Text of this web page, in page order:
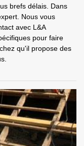
brefs délais. Dans
Nous vous
avec L&A
pour faire
qu'il propose des